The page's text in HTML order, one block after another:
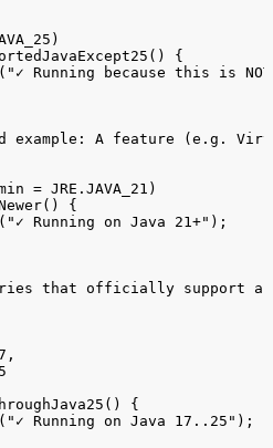
{
Running because this is
example: A feature (e.g.
= JRE.JAVA_21)
{
Running on Java 21+");
that officially support a
{
Running on Java 17..25");